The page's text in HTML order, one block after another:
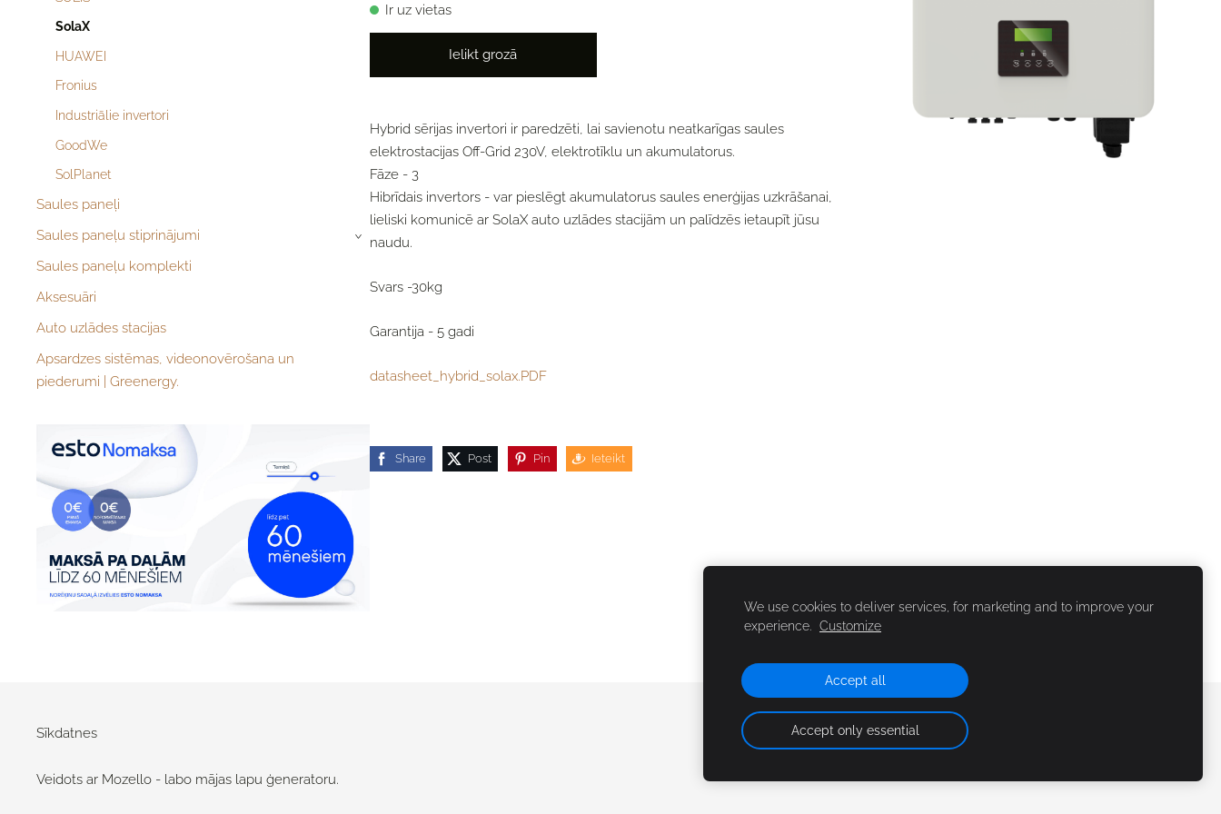
SolaX
HUAWEI
Fronius
Industriālie invertori
GoodWe
SolPlanet
Saules paneļi
Saules paneļu stiprinājumi
›
Saules paneļu komplekti
Aksesuāri
Auto uzlādes stacijas
Apsardzes sistēmas, videonovērošana un
piederumi | Greenergy.
Ir uz vietas
Ielikt grozā
Hybrid sērijas invertori ir paredzēti, lai savienotu neatkarīgas saules
elektrostacijas Off-Grid 230V, elektrotīklu un akumulatorus.
Fāze - 3
Hibrīdais invertors - var pieslēgt akumulatorus saules enerģijas uzkrāšanai,
lieliski komunicē ar SolaX auto uzlādes stacijām un palīdzēs ietaupīt jūsu
naudu.
Svars -30kg
Garantija - 5 gadi
datasheet_hybrid_solax.PDF
Share Post Pin Ieteikt
Sīkdatnes
Veidots ar Mozello - labo mājas lapu ģeneratoru.
We use cookies to deliver services, for marketing and to improve your
experience.
Customize
Accept all
Accept only essential